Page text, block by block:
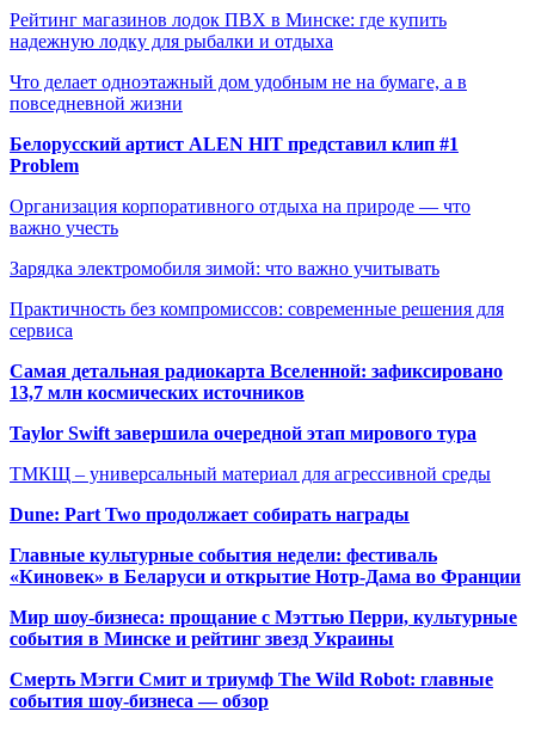
Рейтинг магазинов лодок ПВХ в Минске: где купить
надежную лодку для рыбалки и отдыха
Что делает одноэтажный дом удобным не на бумаге, а в
повседневной жизни
Белорусский артист ALEN HIT представил клип #1
Problem
Организация корпоративного отдыха на природе — что
важно учесть
Зарядка электромобиля зимой: что важно учитывать
Практичность без компромиссов: современные решения для
сервиса
Самая детальная радиокарта Вселенной: зафиксировано
13,7 млн космических источников
Taylor Swift завершила очередной этап мирового тура
ТМКЩ – универсальный материал для агрессивной среды
Dune: Part Two продолжает собирать награды
Главные культурные события недели: фестиваль
«Киновек» в Беларуси и открытие Нотр-Дама во Франции
Мир шоу-бизнеса: прощание с Мэттью Перри, культурные
события в Минске и рейтинг звезд Украины
Смерть Мэгги Смит и триумф The Wild Robot: главные
события шоу-бизнеса — обзор